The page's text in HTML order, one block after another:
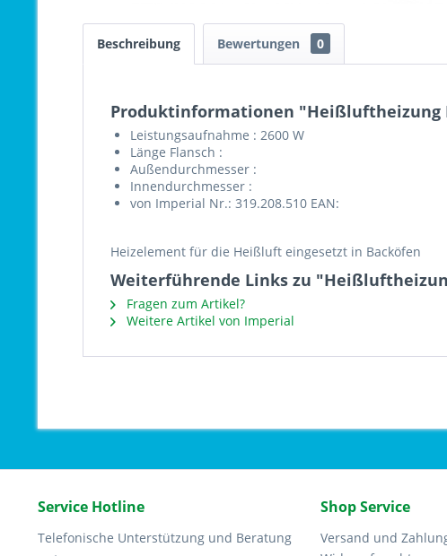
Beschreibung Bewertungen 0
Produktinformationen "Heißluftheizung
Leistungsaufnahme : 2600 W
Länge Flansch :
Außendurchmesser :
Innendurchmesser :
von Imperial Nr.: 319.208.510 EAN:
Heizelement für die Heißluft eingesetzt in Backöfen
Weiterführende Links zu
Fragen zum Artikel?
Weitere Artikel von Imperial
Service Hotline
Telefonische Unterstützung und Beratung
Shop Service
Versand und